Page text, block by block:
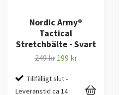
Nordic Army®
Tactical
Stretchbälte - Svart
249 kr 199 kr
Tillfälligt slut -
Leveranstid ca 14